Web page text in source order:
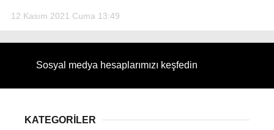
12 Kasım 2021 Cuma 13:49
Sosyal medya hesaplarımızı keşfedin
KATEGORİLER